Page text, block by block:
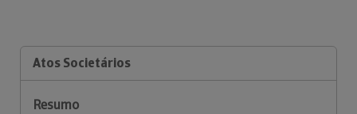
Atos Societários
Resumo